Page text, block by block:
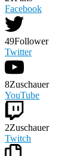
Facebook
49Follower
Twitter
8Zuschauer
YouTube
2Zuschauer
Twitch